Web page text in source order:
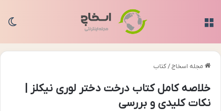
مجله اسخاج/کتاب
خلاصه کامل کتاب درخت دختر لوری نیکلز |
نکات کلیدی و بررسی